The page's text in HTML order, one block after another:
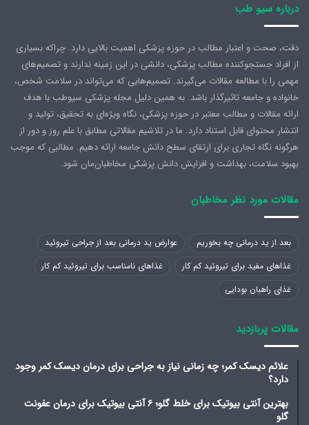
درباره سیو طب
دقت، صحت و اعتبار مطالب در حوزه پزشکی اهمیت بالایی دارد. چراکه بسیاری
از افراد جستجوکننده مطالب پزشکی، دانشی در این زمینه ندارند و تصمیم‌های
مهمی را با مطالعه مقالات می‌گیرند. تصمیم‌هایی که می‌تواند در سلامت شخص،
خانواده و جامعه تاثیرگذار باشد. به همین دلیل مجله پزشکی سیوطب با هدف
ارائه مقالات و مطالب معتبر در حوزه پزشکی، نگاه ویژه‌ای به تحقیق، تولید و
انتشار محتوای قابل استناد دارد. ما در تلاشیم مقالاتی مطابق با علم روز و دور از
هرگونه نگاه تجاری برای ارتقای سطح دانش جامعه ارائه دهیم. مطالبی که موجب
بهبود سلامت، بهداشت و افزایش دانش پزشکی مخاطبان‌مان شود.
مقالات مورد نظر مخاطبان
بعد از ید درمانی چه بخوریم
عوارض ید درمانی بعد از جراحی تیروئید
غذاهای مفید برای تیروئید کم کار
غذاهای نامناسب برای تیروئید کم کار
غذای راهبان بودایی
مقالات پربازدید
علائم دیسک کمر؛ چه زمانی نیاز به جراحی برای درمان دیسک کمر وجود
دارد؟
بهترین آنتی بیوتیک برای خلط گلو؛ ۶ آنتی بیوتیک برای درمان عفونت
گلو